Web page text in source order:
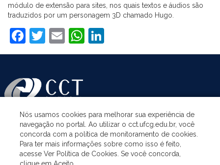
módulo de extensão para sites, nos quais textos e áudios são
traduzidos por um personagem 3D chamado Hugo.
Facebook
Twitter
EmailWhatsApp
ASSUNTOS
ACESSO À INFORMAÇÃO
Nós usamos cookies para melhorar sua experiência de
navegação no portal. Ao utilizar o cct.ufcg.edu.br, você
concorda com a política de monitoramento de cookies.
Para ter mais informações sobre como isso é feito,
acesse Ver Política de Cookies. Se você concorda,